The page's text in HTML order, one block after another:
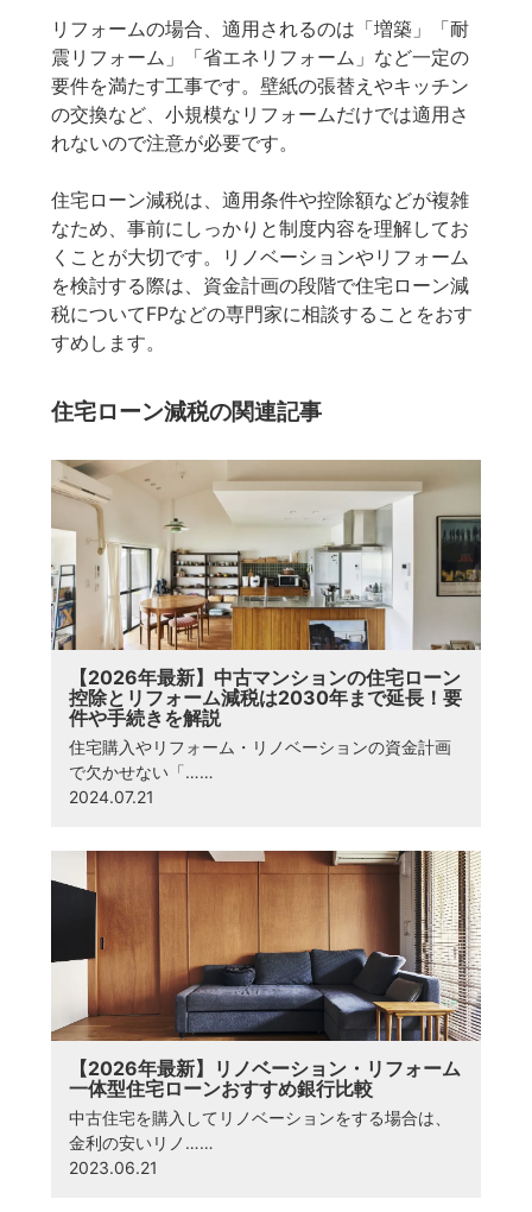
リフォームの場合、適用されるのは「増築」「耐
震リフォーム」「省エネリフォーム」など一定の
要件を満たす工事です。壁紙の張替えやキッチン
の交換など、小規模なリフォームだけでは適用さ
れないので注意が必要です。
住宅ローン減税は、適用条件や控除額などが複雑
なため、事前にしっかりと制度内容を理解してお
くことが大切です。リノベーションやリフォーム
を検討する際は、資金計画の段階で住宅ローン減
税についてFPなどの専門家に相談することをおす
すめします。
住宅ローン減税の関連記事
【2026年最新】中古マンションの住宅ローン
控除とリフォーム減税は2030年まで延長！要
件や手続きを解説
住宅購入やリフォーム・リノベーションの資金計画
で欠かせない「……
2024.07.21
【2026年最新】リノベーション・リフォーム
一体型住宅ローンおすすめ銀行比較
中古住宅を購入してリノベーションをする場合は、
金利の安いリノ……
2023.06.21